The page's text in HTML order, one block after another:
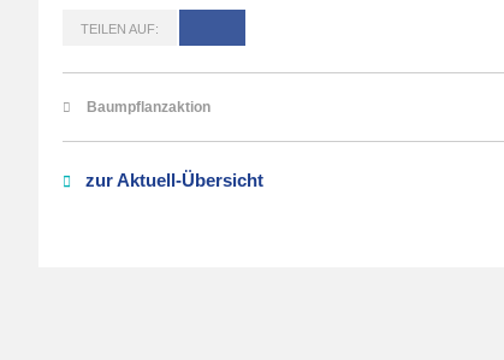
TEILEN AUF:
Baumpflanzaktion
zur Aktuell-Übersicht